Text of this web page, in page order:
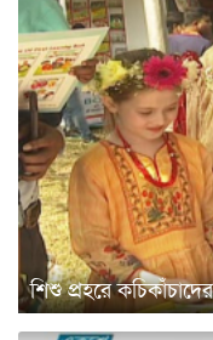
শিশু প্রহরে